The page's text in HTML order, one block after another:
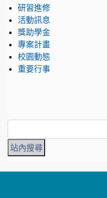
研習進修
活動訊息
獎助學金
專案計畫
校園動態
重要行事